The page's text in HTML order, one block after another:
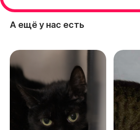
А ещё у нас есть